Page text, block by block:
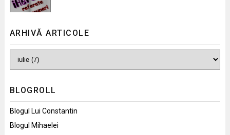
ARHIVĂ ARTICOLE
BLOGROLL
Blogul Lui Constantin
Blogul Mihaelei